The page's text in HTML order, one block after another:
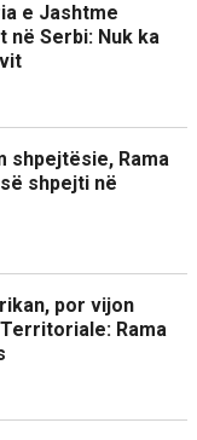
e Jashtme
Serbi: Nuk ka
shpejtësie, Rama
shpejti në
por vijon
Rama